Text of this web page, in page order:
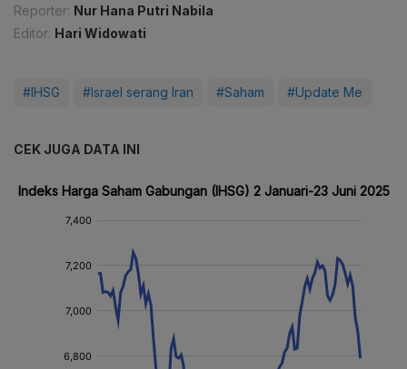
Reporter: Nur Hana Putri Nabila
Editor: Hari Widowati
#IHSG #Israel serang Iran #Saham #Update Me
CEK JUGA DATA INI